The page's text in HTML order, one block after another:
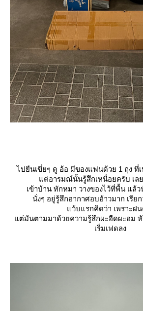
ไปยืนเขี่ยๆ ดู อ้อ มีของแฟนด้วย 1 ถุง
ต่อารมณ์นั้นรู้สึกเหนื่อยครับ เล
เข้าบ้าน ทักหมา วางของไว้ที่พื้น แล้
นั่งๆ อยู่รู้สึกอากาศอบอ้าวมาก เรีย
ว้บแรกคิดว่า เพราะฝ
ต่มันตามมาด้วยความรู้สึกผะอืดผะอม หั
เริ่มเฟดลง